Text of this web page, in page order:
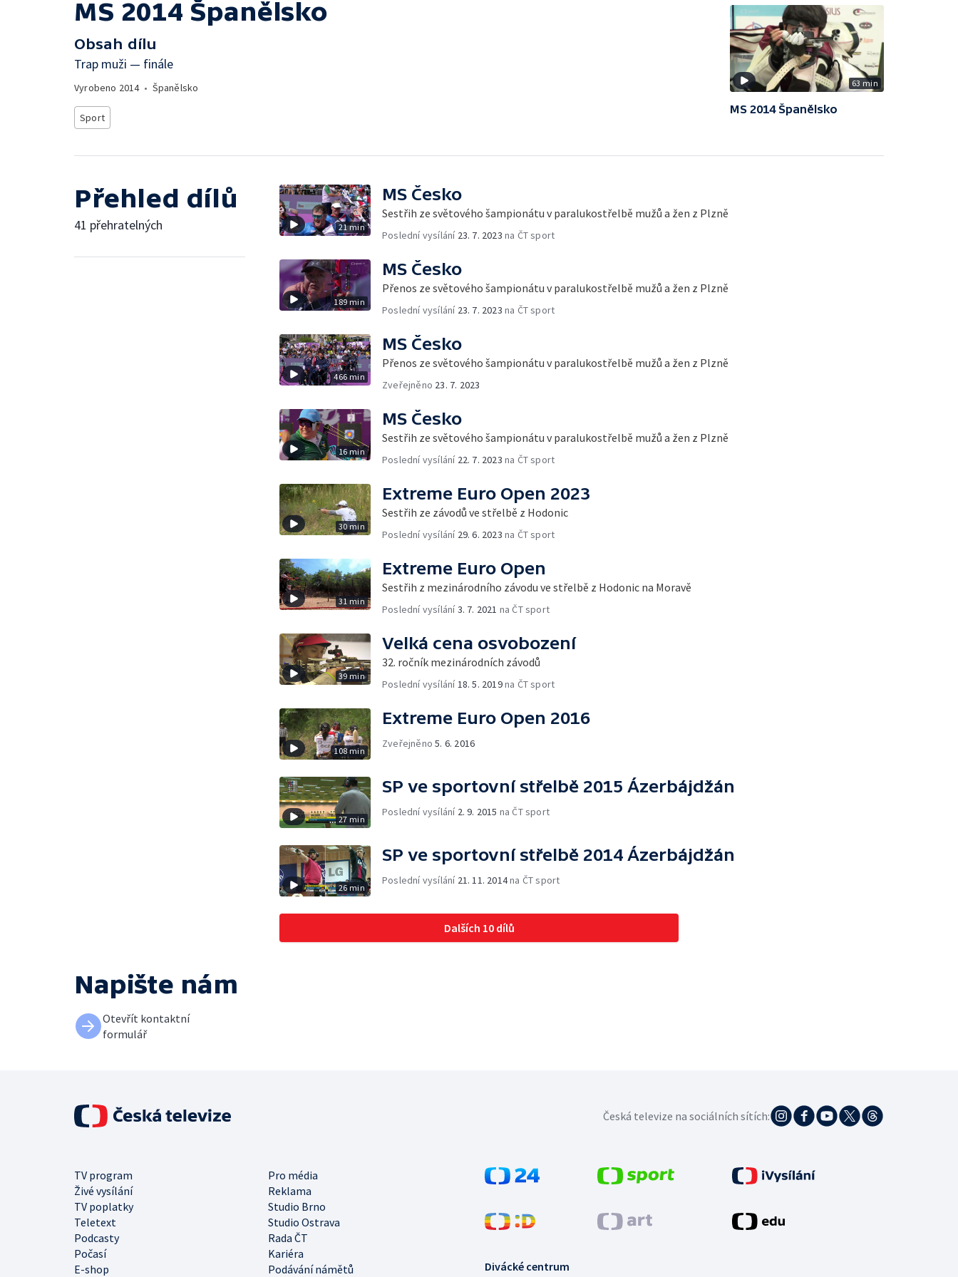
MS 2014 Španělsko
Obsah dílu
Trap muži — finále
Vyrobeno 2014• Španělsko
Sport
63 min
MS 2014 Španělsko
Přehled dílů
41 přehratelných 21 min
MS Česko
Sestřih ze světového šampionátu v paralukostřelbě mužů a žen z Plzně
Poslední vysílání 23. 7. 2023 na ČT sport
189 min
MS Česko
Přenos ze světového šampionátu v paralukostřelbě mužů a žen z Plzně
Poslední vysílání 23. 7. 2023 na ČT sport
466 min
MS Česko
Přenos ze světového šampionátu v paralukostřelbě mužů a žen z Plzně
Zveřejněno 23. 7. 2023
16 min
MS Česko
Sestřih ze světového šampionátu v paralukostřelbě mužů a žen z Plzně
Poslední vysílání 22. 7. 2023 na ČT sport
30 min
Extreme Euro Open 2023
Sestřih ze závodů ve střelbě z Hodonic
Poslední vysílání 29. 6. 2023 na ČT sport
31 min
Extreme Euro Open
Sestřih z mezinárodního závodu ve střelbě z Hodonic na Moravě
Poslední vysílání3. 7. 2021 na ČT sport
39 min
Velká cena osvobození
32. ročník mezinárodních závodů
Poslední vysílání 18. 5. 2019na ČT sport
108 min
Extreme Euro Open 2016
Zveřejněno5. 6. 2016
27 min
SP ve sportovní střelbě 2015 Ázerbájdžán
Poslední vysílání 2. 9. 2015 na ČT sport
26 min
SP ve sportovní střelbě 2014 Ázerbájdžán
Poslední vysílání 21. 11. 2014na ČT sport
Dalších 10 dílů
Napište nám
Otevřít kontaktní
formulář
Divácké centrum
TV program
Pro média
Živé vysílání
Reklama
TV poplatky
Studio Brno
Teletext
Studio Ostrava
Podcasty
Rada ČT
Počasí
Kariéra
E-shop
Podávání námětů
Česká televize na sociálních sítích: